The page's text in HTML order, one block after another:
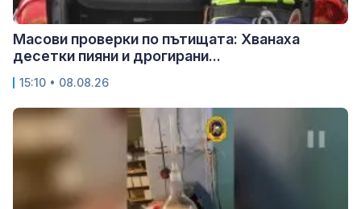
Масови проверки по пътищата: Хванаха
десетки пияни и дрогирани...
15:10 • 08.08.26